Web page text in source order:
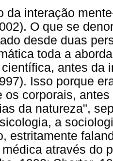
da interação
O que se
desde duas
toda a
antes da
Isso porque
os corporais,
da natureza",
a
estritamente
através do